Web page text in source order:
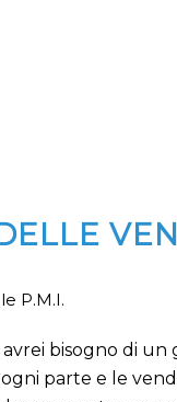
P.M.I.
bisogno di un
parte e le